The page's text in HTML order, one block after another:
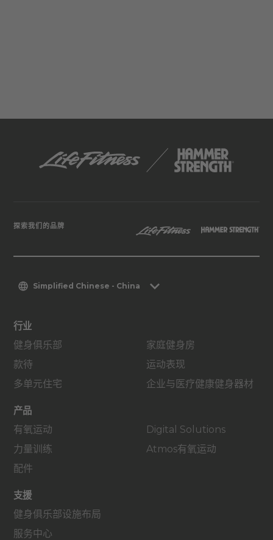
探索我们的品牌
Simplified Chinese - China
行业
健身俱乐部
款待
多单元住宅
家庭健身房
运动表现
企业与医疗健康健身器材
产品
有氧运动
力量训练
配件
Digital Solutions
Atmos有氧运动
支援
健身俱乐部设施布局
服务中心